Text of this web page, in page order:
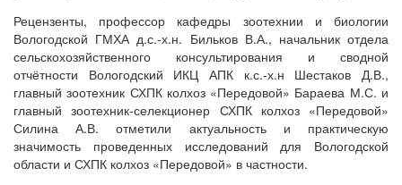
Рецензенты, профессор кафедры зоотехнии и биологии
Вологодской ГМХА д.с.-х.н. Бильков В.А., начальник отдела
сельскохозяйственного консультирования и сводной
отчётности Вологодский ИКЦ АПК к.с.-х.н Шестаков Д.В.,
главный зоотехник СХПК колхоз «Передовой» Бараева М.С. и
главный зоотехник-селекционер СХПК колхоз «Передовой»
Силина А.В. отметили актуальность и практическую
значимость проведенных исследований для Вологодской
области и СХПК колхоз «Передовой» в частности.